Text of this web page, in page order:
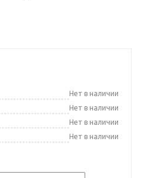
Нет в наличии
Нет в наличии
Нет в наличии
Нет в наличии